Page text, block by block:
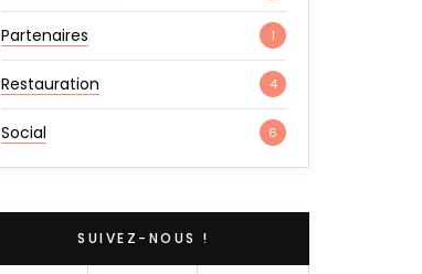
Partenaires 1
Restauration 4
Social 6
SUIVEZ-NOUS !